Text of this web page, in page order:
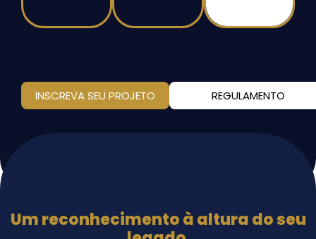
INSCREVA SEU PROJETO REGULAMENTO
Um reconhecimento à altura do seu